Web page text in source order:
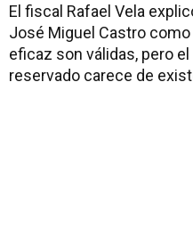
El fiscal Rafael Vela
José Miguel Castro
eficaz son válidas, pero
reservado carece de